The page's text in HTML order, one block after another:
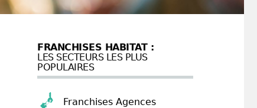
FRANCHISES HABITAT :
LES SECTEURS LES PLUS
POPULAIRES
Franchises Agences